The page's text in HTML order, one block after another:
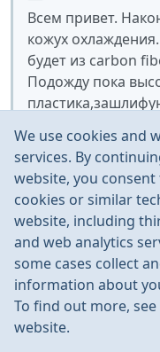
Всем привет.
кожух
будет из carbon
Подожду пока
глину. Не знаю
русский epoxy
сфоткаю.
Супер, ждем
перевода,
просто эпоксидка😃
We use cookies and
services. By
website, you
cookies or similar
website, including
and web analytics
some cases collect
information about
To find out more, see
website.